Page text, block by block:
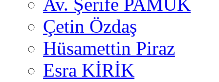
Çetin Özdaş
Hüsamettin Piraz
Esra KİRİK